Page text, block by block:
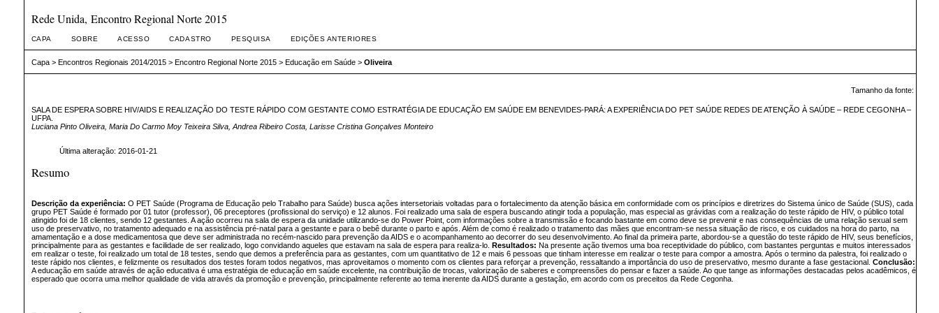
Rede Unida, Encontro Regional Norte 2015
CAPA SOBRE ACESSO CADASTRO PESQUISA EDIÇÕES ANTERIORES
Capa> Encontros Regionais 2014/2015> Encontro Regional Norte 2015> Educação em Saúde> Oliveira
Tamanho da fonte:
SALA DE ESPERA SOBRE HIV/AIDS E REALIZAÇÃO DO TESTE RÁPIDO COM GESTANTE COMO ESTRATÉGIA DE EDUCAÇÃO EM SAÚDE EM BENEVIDES-PARÁ: A EXPERIÊNCIA DO PET SAÚDE REDES DE ATENÇÃO À SAÚDE – REDE CEGONHA –
UFPA.
Luciana Pinto Oliveira, Maria Do Carmo Moy Teixeira Silva, Andrea Ribeiro Costa, Larisse Cristina Gonçalves Monteiro
Última alteração: 2016-01-21
Resumo
Descrição da experiência: O PET Saúde (Programa de Educação pelo Trabalho para Saúde) busca ações intersetoriais voltadas para o fortalecimento da atenção básica em conformidade com os princípios e diretrizes do Sistema único de Saúde (SUS), cada
grupo PET Saúde é formado por 01 tutor (professor), 06 preceptores (profissional do serviço) e 12 alunos. Foi realizado uma sala de espera buscando atingir toda a população, mas especial as grávidas com a realização do teste rápido de HIV, o público total
atingido foi de 18 clientes, sendo 12 gestantes. A ação ocorreu na sala de espera da unidade utilizando-se do Power Point, com informações sobre a transmissão e focando bastante em como deve se prevenir e nas consequências de uma relação sexual sem
uso de preservativo, no tratamento adequado e na assistência pré-natal para a gestante e para o bebê durante o parto e após. Além de como é realizado o tratamento das mães que encontram-se nessa situação de risco, e os cuidados na hora do parto, na
amamentação e a dose medicamentosa que deve ser administrada no recém-nascido para prevenção da AIDS e o acompanhamento ao decorrer do seu desenvolvimento. Ao final da primeira parte, abordou-se a questão do teste rápido de HIV, seus benefícios,
principalmente para as gestantes e facilidade de ser realizado, logo convidando aqueles que estavam na sala de espera para realiza-lo. Resultados: Na presente ação tivemos uma boa receptividade do público, com bastantes perguntas e muitos interessados
em realizar o teste, foi realizado um total de 18 testes, sendo que demos a preferência para as gestantes, com um quantitativo de 12 e mais 6 pessoas que tinham interesse em realizar o teste para compor a amostra. Após o termino da palestra, foi realizado o
teste rápido nos clientes, e felizmente os resultados dos testes foram todos negativos, mas aproveitamos o momento com os clientes para reforçar a prevenção, ressaltando a importância do uso de preservativo, mesmo durante a fase gestacional. Conclusão:
A educação em saúde através de ação educativa é uma estratégia de educação em saúde excelente, na contribuição de trocas, valorização de saberes e compreensões do pensar e fazer a saúde. Ao que tange as informações destacadas pelos acadêmicos, é
esperado que ocorra uma melhor qualidade de vida através da promoção e prevenção, principalmente referente ao tema inerente da AIDS durante a gestação, em acordo com os preceitos da Rede Cegonha.